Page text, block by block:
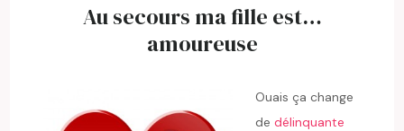
Au secours ma fille est…
amoureuse
Ouais ça change
dedélinquante